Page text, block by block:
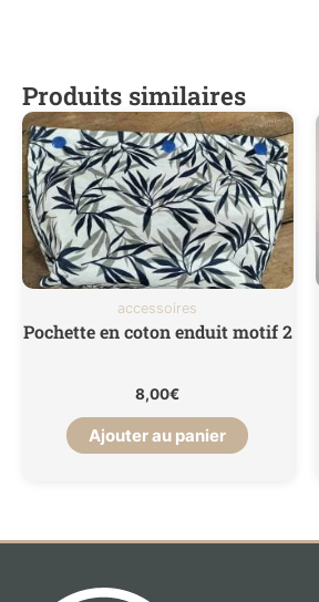
Produits similaires
accessoires
Pochette en coton enduit motif 2
8,00€
Ajouter au panier